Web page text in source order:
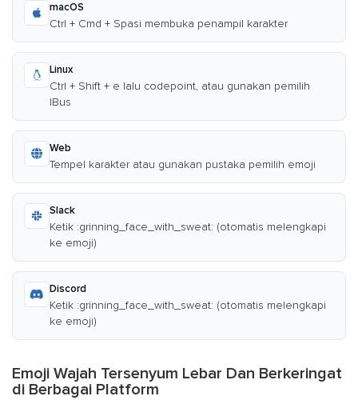
macOS
Ctrl + Cmd + Spasi membuka penampil karakter
Linux
Ctrl + Shift + e lalu codepoint, atau gunakan pemilih
IBus
Web
Tempel karakter atau gunakan pustaka pemilih emoji
Slack
Ketik :grinning_face_with_sweat: (otomatis melengkapi
ke emoji)
Discord
Ketik :grinning_face_with_sweat: (otomatis melengkapi
ke emoji)
Emoji Wajah Tersenyum Lebar Dan Berkeringat
di Berbagai Platform